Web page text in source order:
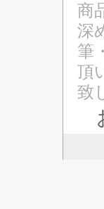
商
深
筆
頂
致